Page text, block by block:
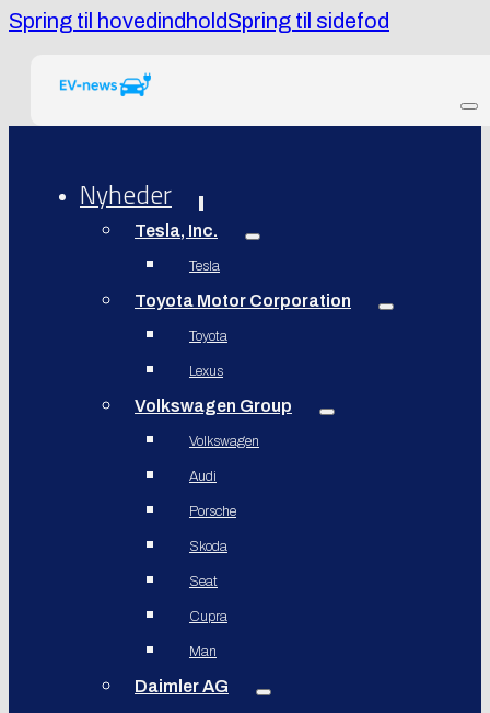
Spring til hovedindholdSpring til sidefod
Nyheder
Tesla, Inc.
Tesla
Toyota Motor Corporation
Toyota
Lexus
Volkswagen Group
Volkswagen
Audi
Porsche
Skoda
Seat
Cupra
Man
Daimler AG